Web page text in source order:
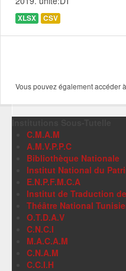
XLSX CSV
Vous pouvez également accéder
C.M.A.M
A.M.V.P.P.C
Bibliothèque Nationale
Institut National du
E.N.P.F.M.C.A
Institut de Traduction
Théâtre National
O.T.D.A.V
C.N.C.I
M.A.C.A.M
C.N.A.M
C.C.I.H